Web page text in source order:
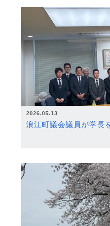
2026.05.13
浪江町議会議員が学長